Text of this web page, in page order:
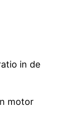
in de
motor